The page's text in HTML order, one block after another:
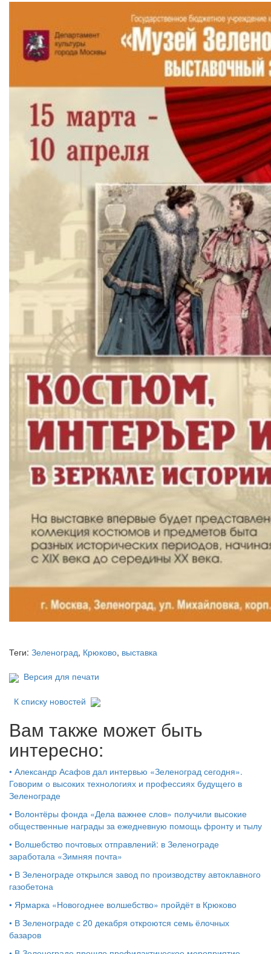
Теги: Зеленоград, Крюково, выставка
Версия для печати
К списку новостей
Вам также может быть
интересно:
• Александр Асафов дал интервью «Зеленоград сегодня».
Говорим о высоких технологиях и профессиях будущего в
Зеленограде
• Волонтёры фонда «Дела важнее слов» получили высокие
общественные награды за ежедневную помощь фронту и тылу
• Волшебство почтовых отправлений: в Зеленограде
заработала «Зимняя почта»
• В Зеленограде открылся завод по производству автоклавного
газобетона
• Ярмарка «Новогоднее волшебство» пройдёт в Крюково
• В Зеленограде с 20 декабря откроются семь ёлочных
базаров